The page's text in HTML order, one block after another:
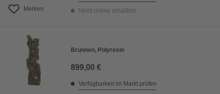
Merken Nicht online erhältlich
Brunnen, Polyresin
899,00 €
Verfügbarkeit im Markt prüfen